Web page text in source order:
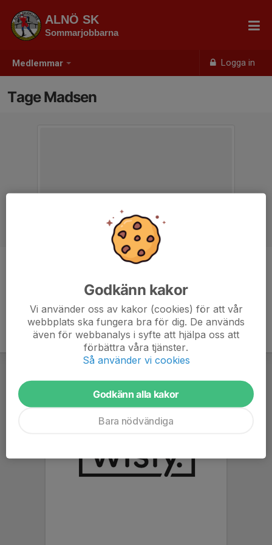
Medlemmar Logga in
ALNÖ SK
Sommarjobbarna
Tage Madsen
Godkänn kakor
Vi använder oss av kakor (cookies) för att vår
webbplats ska fungera bra för dig. De används
även för webbanalys i syfte att hjälpa oss att
förbättra våra tjänster.
Så använder vi cookies
Godkänn alla kakor
Bara nödvändiga